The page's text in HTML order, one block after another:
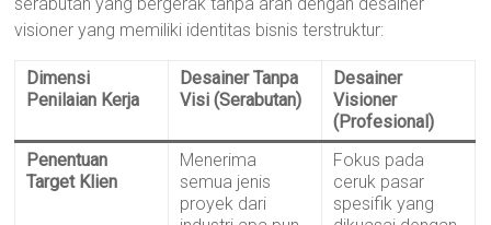
visioner yang memiliki identitas bisnis terstruktur:
Dimensi
Penilaian Kerja
Desainer Tanpa
Visi (Serabutan)
Desainer
Visioner
(Profesional)
Penentuan
Target Klien
Menerima
semua jenis
proyek dari
Fokus pada
ceruk pasar
spesifik yang